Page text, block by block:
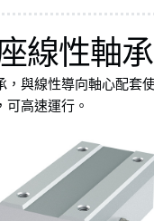
線性軸承
與線性導向軸心配
高速運行。